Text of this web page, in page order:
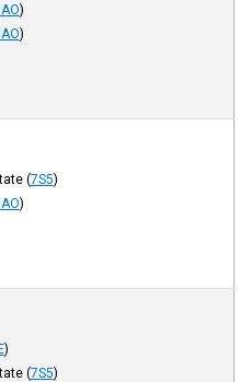
)
)
(7S5)
)
)
(7S5)